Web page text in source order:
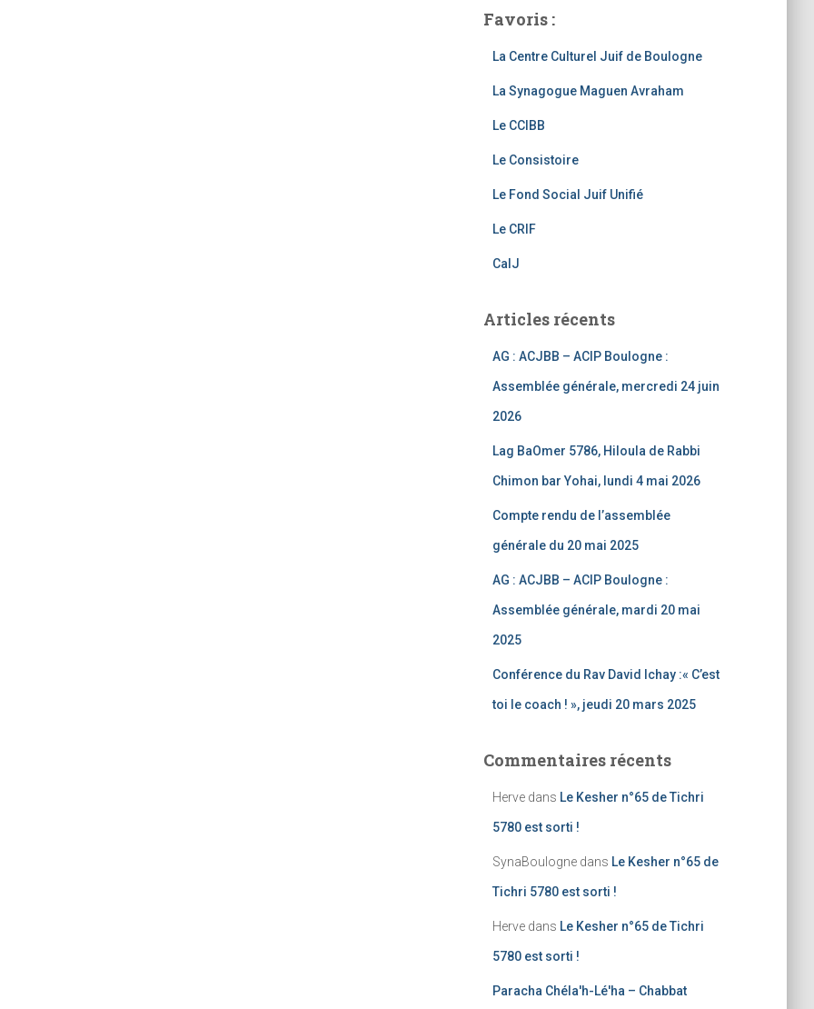
c
e
o
o
k
a
gr
m
er T
u
b
h
Favoris :
La Centre Culturel Juif de Boulogne
La Synagogue Maguen Avraham
Le CCIBB
Le Consistoire
Le Fond Social Juif Unifié
Le CRIF
CalJ
Articles récents
AG : ACJBB – ACIP Boulogne :
Assemblée générale, mercredi 24 juin
2026
Lag BaOmer 5786, Hiloula de Rabbi
Chimon bar Yohai, lundi 4 mai 2026
Compte rendu de l’assemblée
générale du 20 mai 2025
AG : ACJBB – ACIP Boulogne :
Assemblée générale, mardi 20 mai
2025
Conférence du Rav David Ichay :« C’est
toi le coach ! », jeudi 20 mars 2025
Commentaires récents
Hervedans Le Kesher n°65 de Tichri
5780 est sorti !
SynaBoulognedans Le Kesher n°65 de
Tichri 5780 est sorti !
Hervedans Le Kesher n°65 de Tichri
5780 est sorti !
Paracha Chéla'h-Lé'ha – Chabbat